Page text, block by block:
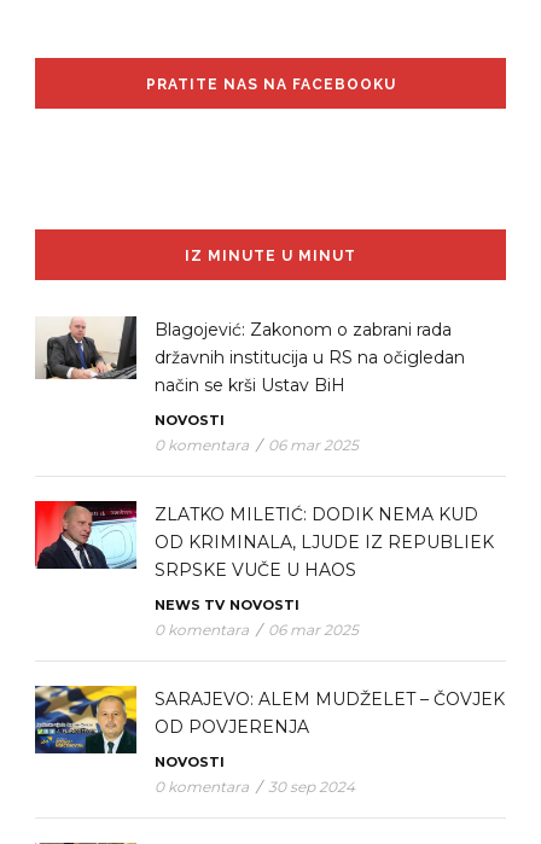
PRATITE NAS NA FACEBOOKU
IZ MINUTE U MINUT
Blagojević: Zakonom o zabrani rada
državnih institucija u RS na očigledan
način se krši Ustav BiH
NOVOSTI
0 komentara / 06 mar 2025
ZLATKO MILETIĆ: DODIK NEMA KUD
OD KRIMINALA, LJUDE IZ REPUBLIEK
SRPSKE VUČE U HAOS
NEWS TV NOVOSTI
0 komentara / 06 mar 2025
SARAJEVO: ALEM MUDŽELET – ČOVJEK
OD POVJERENJA
NOVOSTI
0 komentara / 30 sep 2024